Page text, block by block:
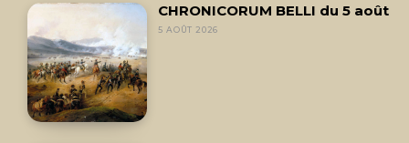
CHRONICORUM BELLI du 5 août
5 AOÛT 2026